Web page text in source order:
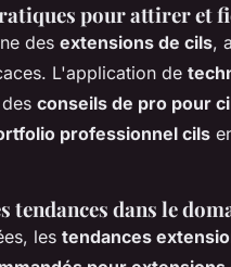
pour attirer et
des extensions de cils,
L'application de
conseils de pro pour
professionnel cils
tendances dans le
les tendances